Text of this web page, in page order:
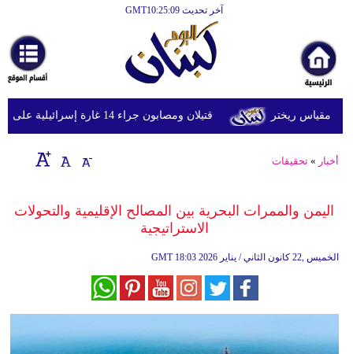
آخر تحديث GMT10:25:09
أخبارعاجلة
رياضة
ثقافة
إقتصاد
وموسيقى
سياحة
قتيلان ومصابون جراء 14 غارة إسرائيلية على شرق وجنوب لبنان
أخبار »تحقيقات
اليمن والممرات البحرية بين المصالح الإقليمية والتحولات
الاستراتيجية
GMT 18:03 2026 الخميس ,22 كانون الثاني / يناير